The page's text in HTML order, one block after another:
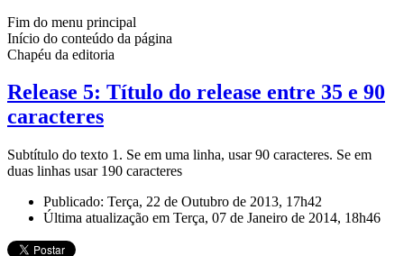
Fim do menu principal
Início do conteúdo da página
Chapéu da editoria
Release 5: Título do release entre 35 e 90
caracteres
Subtítulo do texto 1. Se em uma linha, usar 90 caracteres. Se em
duas linhas usar 190 caracteres
Publicado: Terça, 22 de Outubro de 2013, 17h42
Última atualização em Terça, 07 de Janeiro de 2014, 18h46